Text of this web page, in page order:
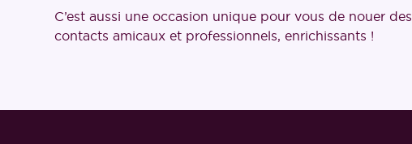
C’est aussi une occasion unique pour vous de nouer des
contacts amicaux et professionnels, enrichissants !